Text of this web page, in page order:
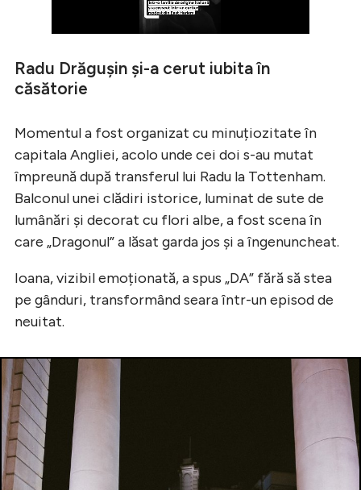
Radu Drăgușin și-a cerut iubita în
căsătorie
Momentul a fost organizat cu minuțiozitate în
capitala Angliei, acolo unde cei doi s-au mutat
împreună după transferul lui Radu la Tottenham.
Balconul unei clădiri istorice, luminat de sute de
lumânări și decorat cu flori albe, a fost scena în
care „Dragonul” a lăsat garda jos și a îngenuncheat.
Ioana, vizibil emoționată, a spus „DA” fără să stea
pe gânduri, transformând seara într-un episod de
neuitat.